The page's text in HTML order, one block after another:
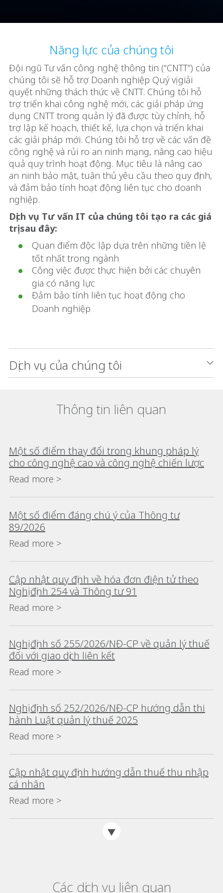
Năng lực của chúng tôi
Đội ngũ Tư vấn công nghệ thông tin (“CNTT”) của
chúng tôi sẽ hỗ trợ Doanh nghiệp Quý vị giải
quyết những thách thức về CNTT. Chúng tôi hỗ
trợ triển khai công nghệ mới, các giải pháp ứng
dụng CNTT trong quản lý đã được tùy chỉnh, hỗ
trợ lập kế hoạch, thiết kế, lựa chọn và triển khai
các giải pháp mới. Chúng tôi hỗ trợ về các vấn đề
công nghệ và rủi ro an ninh mạng, nâng cao hiệu
quả quy trình hoạt động. Mục tiêu là nâng cao
an ninh bảo mật, tuân thủ yêu cầu theo quy định,
và đảm bảo tính hoạt động liên tục cho doanh
nghiệp.
Dịch vụ Tư vấn IT của chúng tôi tạo ra các giá
trị sau đây:
Quan điểm độc lập dựa trên những tiền lệ
tốt nhất trong ngành
Công việc được thực hiện bởi các chuyên
gia có năng lực
Đảm bảo tính liên tục hoạt động cho
Doanh nghiệp
Dịch vụ của chúng tôi
Thông tin liên quan
Một số điểm thay đổi trong khung pháp lý
cho công nghệ cao và công nghệ chiến lược
Read more >
Một số điểm đáng chú ý của Thông tư
89/2026
Read more >
Cập nhật quy định về hóa đơn điện tử theo
Nghị định 254 và Thông tư 91
Read more >
Nghị định số 255/2026/NĐ-CP về quản lý thuế
đối với giao dịch liên kết
Read more >
Nghị định số 252/2026/NĐ-CP hướng dẫn thi
hành Luật quản lý thuế 2025
Read more >
Cập nhật quy định hướng dẫn thuế thu nhập
cá nhân
Read more >
Các dịch vụ liên quan